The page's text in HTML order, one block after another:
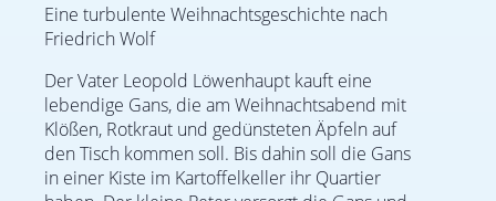
Eine turbulente Weihnachtsgeschichte nach
Friedrich Wolf
Der Vater Leopold Löwenhaupt kauft eine
lebendige Gans, die am Weihnachtsabend mit
Klößen, Rotkraut und gedünsteten Äpfeln auf
den Tisch kommen soll. Bis dahin soll die Gans
in einer Kiste im Kartoffelkeller ihr Quartier